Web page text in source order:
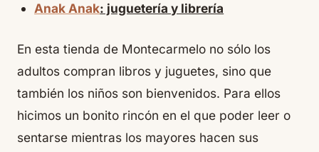
Anak Anak: juguetería y librería
En esta tienda de Montecarmelo no sólo los
adultos compran libros y juguetes, sino que
también los niños son bienvenidos. Para ellos
hicimos un bonito rincón en el que poder leer o
sentarse mientras los mayores hacen sus